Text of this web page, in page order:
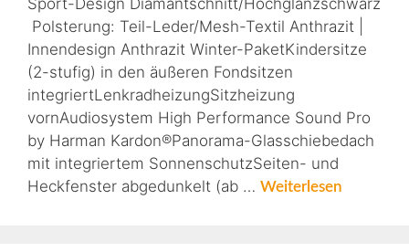
Sport-Design Diamantschnitt/Hochglanzschwarz
Polsterung: Teil-Leder/Mesh-Textil Anthrazit |
Innendesign Anthrazit Winter-PaketKindersitze
(2-stufig) in den äußeren Fondsitzen
integriertLenkradheizungSitzheizung
vornAudiosystem High Performance Sound Pro
by Harman Kardon®Panorama-Glasschiebedach
mit integriertem SonnenschutzSeiten- und
Heckfenster abgedunkelt (ab … Weiterlesen